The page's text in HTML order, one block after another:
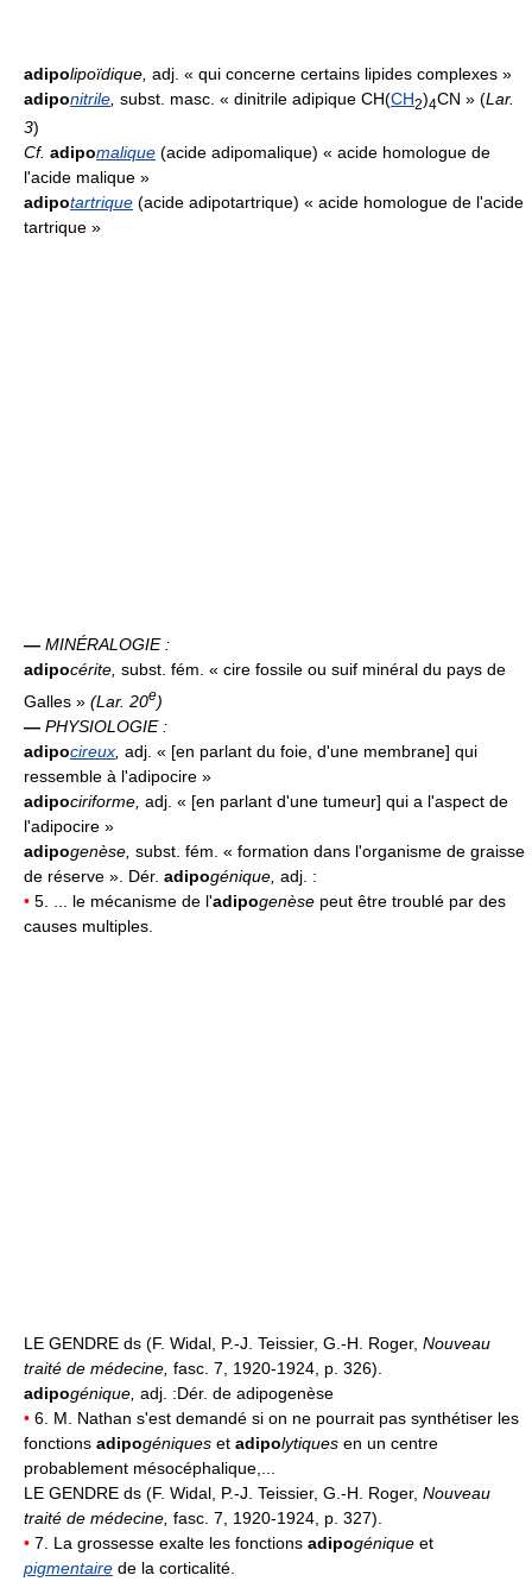
adipolipoïdique adj. « qui concerne certains lipides complexes »
adiponitrile subst. masc. « dinitrile adipique CH(CH2)4CN » (Lar.
3)
Cf. adipomalique (acide adipomalique) « acide homologue de
l'acide malique »
adipotartrique (acide adipotartrique) « acide homologue de l'acide
tartrique »
— MINÉRALOGIE :
adipocérite, subst. fém. « cire fossile ou suif minéral du pays de
Galles » (Lar. 20e)
— PHYSIOLOGIE :
adipocireux adj. « [en parlant du foie, d'une membrane] qui
ressemble à l'adipocire »
adipociriforme adj. « [en parlant d'une tumeur] qui a l'aspect de
l'adipocire »
adipogenèse subst. fém. « formation dans l'organisme de graisse
de réserve ». Dér. adipogénique, adj. :
• 5. ... le mécanisme de l'adipogenèse peut être troublé par des
causes multiples.
LE GENDRE ds (F. Widal, P.-J. Teissier, G.-H. Roger, Nouveau
traité de médecine, fasc. 7, 1920-1924, p. 326).
adipogénique adj. :Dér. de adipogenèse
• 6. M. Nathan s'est demandé si on ne pourrait pas synthétiser les
fonctions adipogéniques et adipolytiques en un centre
probablement mésocéphalique,...
LE GENDRE ds (F. Widal, P.-J. Teissier, G.-H. Roger, Nouveau
traité de médecine, fasc. 7, 1920-1924, p. 327).
• 7. La grossesse exalte les fonctions adipogénique et
pigmentaire de la corticalité.